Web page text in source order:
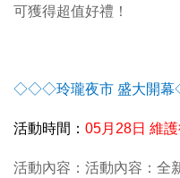
可獲得超值好禮！
◇◇◇玲瓏夜市 盛大開
活動時間： 05月28日 維
活動內容：活動內容：全